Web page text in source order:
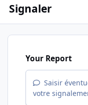
Signaler
Your Report
Saisir
votre